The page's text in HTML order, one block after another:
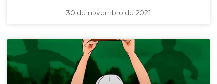
30 de novembro de 2021